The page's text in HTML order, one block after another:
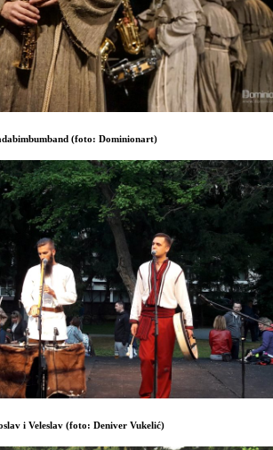
(foto: Dominionart)
i Veleslav (foto: Deniver Vukelić)